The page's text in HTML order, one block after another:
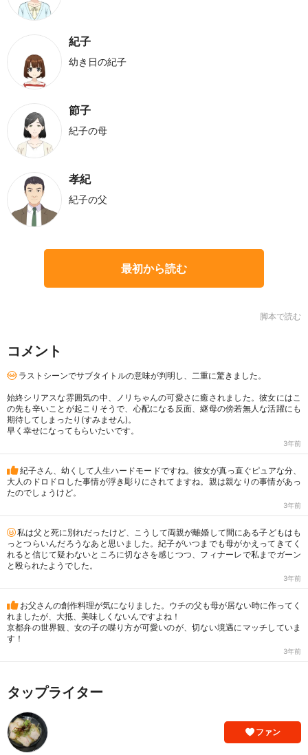
紀子
幼き日の紀子
節子
紀子の母
孝紀
紀子の父
最初から読む
脚本で読む
コメント
ラストシーンでサブタイトルの意味が判明し、二重に驚きました。
始終シリアスな雰囲気の中、ノリちゃんの可愛さに癒されました。彼女にはこ
の先も辛いことが起こりそうで、心配になる反面、継母の傍若無人な活躍にも
期待してしまったり(すみません)。
早く幸せになってもらいたいです。
3年前
紀子さん、幼くして人生ハードモードですね。彼女が真っ直ぐピュアな分、
大人のドロドロした事情が浮き彫りにされてますね。親は親なりの事情があっ
たのでしょうけど。
3年前
私は父と死に別れだったけど、こうして両親が離婚して間にある子どもはも
っとつらいんだろうなあと思いました。紀子がいつまでも母がかえってきてく
れると信じて疑わないところに切なさを感じつつ、フィナーレで私までガーン
と殴られたようでした。
3年前
お父さんの創作料理が気になりました。ウチの父も母が居ない時に作ってく
れましたが、大抵、美味しくないんですよね！
京都弁の世界観、女の子の喋り方が可愛いのが、切ない境遇にマッチしていま
す！
3年前
タップライター
ファン